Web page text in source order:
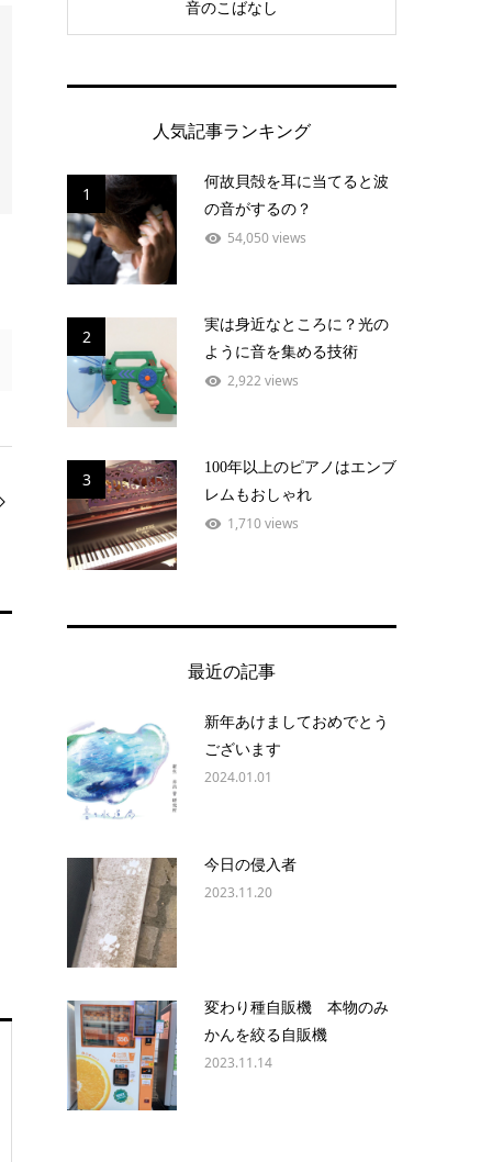
音のこばなし
人気記事ランキング
1
何故貝殻を耳に当てると波
の音がするの？
54,050 views
2
実は身近なところに？光の
ように音を集める技術
2,922 views
3
100年以上のピアノはエンブ
レムもおしゃれ
1,710 views
最近の記事
新年あけましておめでとう
ございます
2024.01.01
今日の侵入者
2023.11.20
変わり種自販機 本物のみ
かんを絞る自販機
2023.11.14